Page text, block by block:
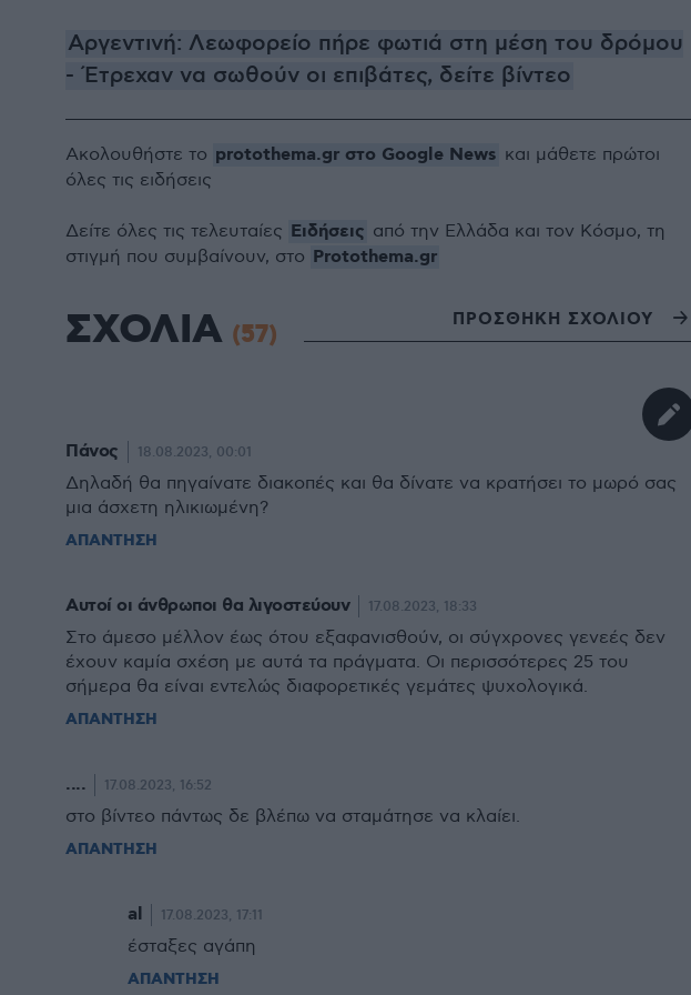
Αργεντινή: Λεωφορείο πήρε φωτιά στη μέση του δρόμου
- Έτρεχαν να σωθούν οι επιβάτες, δείτε βίντεο
Ακολουθήστε το protothema.gr στο Google News και μάθετε πρώτοι
όλες τις ειδήσεις
Δείτε όλες τις τελευταίες Ειδήσεις από την Ελλάδα και τον Κόσμο, τη
στιγμή που συμβαίνουν, στο Protothema.gr
ΣΧΟΛΙΑ (57) ΠΡΟΣΘΗΚΗ ΣΧΟΛΙΟΥ
Πάνος 18.08.2023, 00:01
Δηλαδή θα πηγαίνατε διακοπές και θα δίνατε να κρατήσει το μωρό σας
μια άσχετη ηλικιωμένη?
ΑΠΑΝΤΗΣΗ
Αυτοί οι άνθρωποι θα λιγοστεύουν 17.08.2023, 18:33
Στο άμεσο μέλλον έως ότου εξαφανισθούν, οι σύγχρονες γενεές δεν
έχουν καμία σχέση με αυτά τα πράγματα. Οι περισσότερες 25 του
σήμερα θα είναι εντελώς διαφορετικές γεμάτες ψυχολογικά.
ΑΠΑΝΤΗΣΗ
.... 17.08.2023, 16:52
στο βίντεο πάντως δε βλέπω να σταμάτησε να κλαίει.
ΑΠΑΝΤΗΣΗ
al 17.08.2023, 17:11
έσταξες αγάπη
ΑΠΑΝΤΗΣΗ